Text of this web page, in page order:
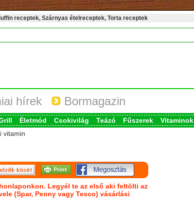
receptek, Szárnyas ételreceptek, Torta receptek
hírek Bormagazin
Életmód Csokivilág Teázó Fűszerek Vitaminok
vitamin
Legyél te az első aki feltölti az
(Spar, Penny vagy Tesco) vásárlási